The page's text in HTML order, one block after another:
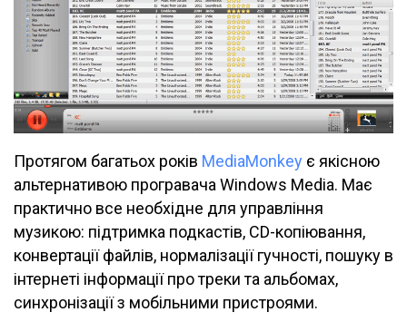
Протягом багатьох років MediaMonkey є якісною
альтернативою програвача Windows Media. Має
практично все необхідне для управління
музикою: підтримка подкастів, CD-копіювання,
конвертації файлів, нормалізації гучності, пошуку в
інтернеті інформації про треки та альбомах,
синхронізації з мобільними пристроями.